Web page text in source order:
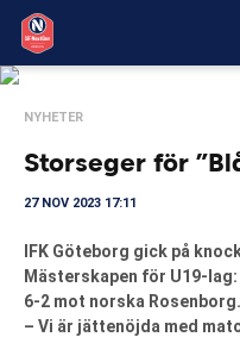
NYHETER
Storseger för
27 NOV 2023 17:11
IFK Göteborg gick på
Mästerskapen för U19-lag:
6-2 mot norska Rosenborg.
– Vi är jättenöjda med